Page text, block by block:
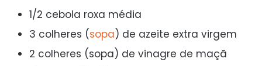
1/2 cebola roxa média
3 colheres (sopa) de azeite extra virgem
2 colheres (sopa) de vinagre de maçã